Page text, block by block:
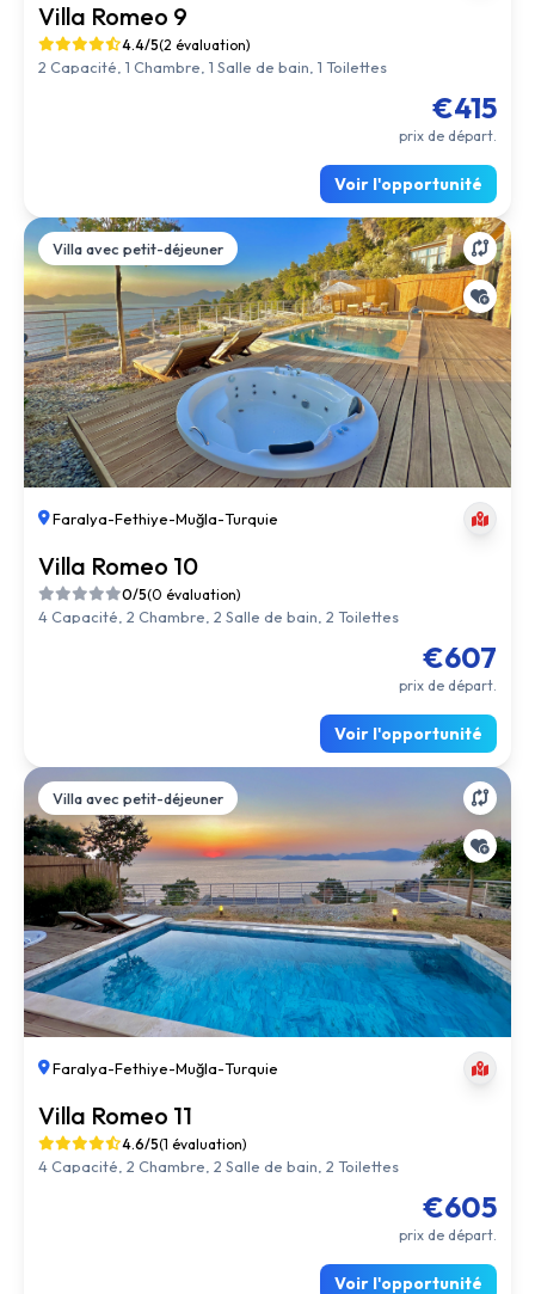
Villa Romeo 9
4.4/5(2 évaluation)
2 Capacité, 1 Chambre, 1 Salle de bain, 1 Toilettes
€415
prix de départ.
Voir l'opportunité
Villa avec petit-déjeuner
Faralya-Fethiye-Muğla-Turquie
Villa Romeo 10
0/5(0 évaluation)
4 Capacité, 2 Chambre, 2 Salle de bain, 2 Toilettes
€607
prix de départ.
Voir l'opportunité
Villa avec petit-déjeuner
Faralya-Fethiye-Muğla-Turquie
Villa Romeo 11
4.6/5(1 évaluation)
4 Capacité, 2 Chambre, 2 Salle de bain, 2 Toilettes
€605
prix de départ.
Voir l'opportunité